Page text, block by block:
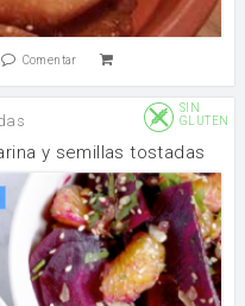
Comentar
SIN
GLUTEN
y semillas tostadas